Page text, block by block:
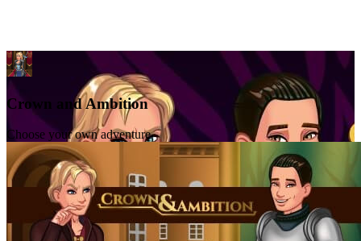
Crown and Ambition
Choose your own adventure